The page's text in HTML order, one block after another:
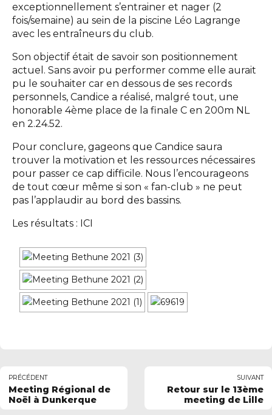
exceptionnellement s’entrainer et nager (2
fois/semaine) au sein de la piscine Léo Lagrange
avec les entraîneurs du club.
Son objectif était de savoir son positionnement
actuel. Sans avoir pu performer comme elle aurait
pu le souhaiter car en dessous de ses records
personnels, Candice a réalisé, malgré tout, une
honorable 4ème place de la finale C en 200m NL
en 2.24.52.
Pour conclure, gageons que Candice saura
trouver la motivation et les ressources nécessaires
pour passer ce cap difficile. Nous l’encourageons
de tout cœur même si son « fan-club » ne peut
pas l’applaudir au bord des bassins.
Les résultats : ICI
PRÉCÉDENT
Meeting Régional de
Noël à Dunkerque
SUIVANT
Retour sur le 13ème
meeting de Lille